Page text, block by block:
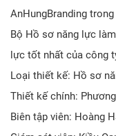
AnHungBranding
Bộ Hồ sơ năng lực
lực tốt nhất của công
Loại thiết kế: Hồ sơ
Thiết kế chính:
Biên tập viên: Hoàng